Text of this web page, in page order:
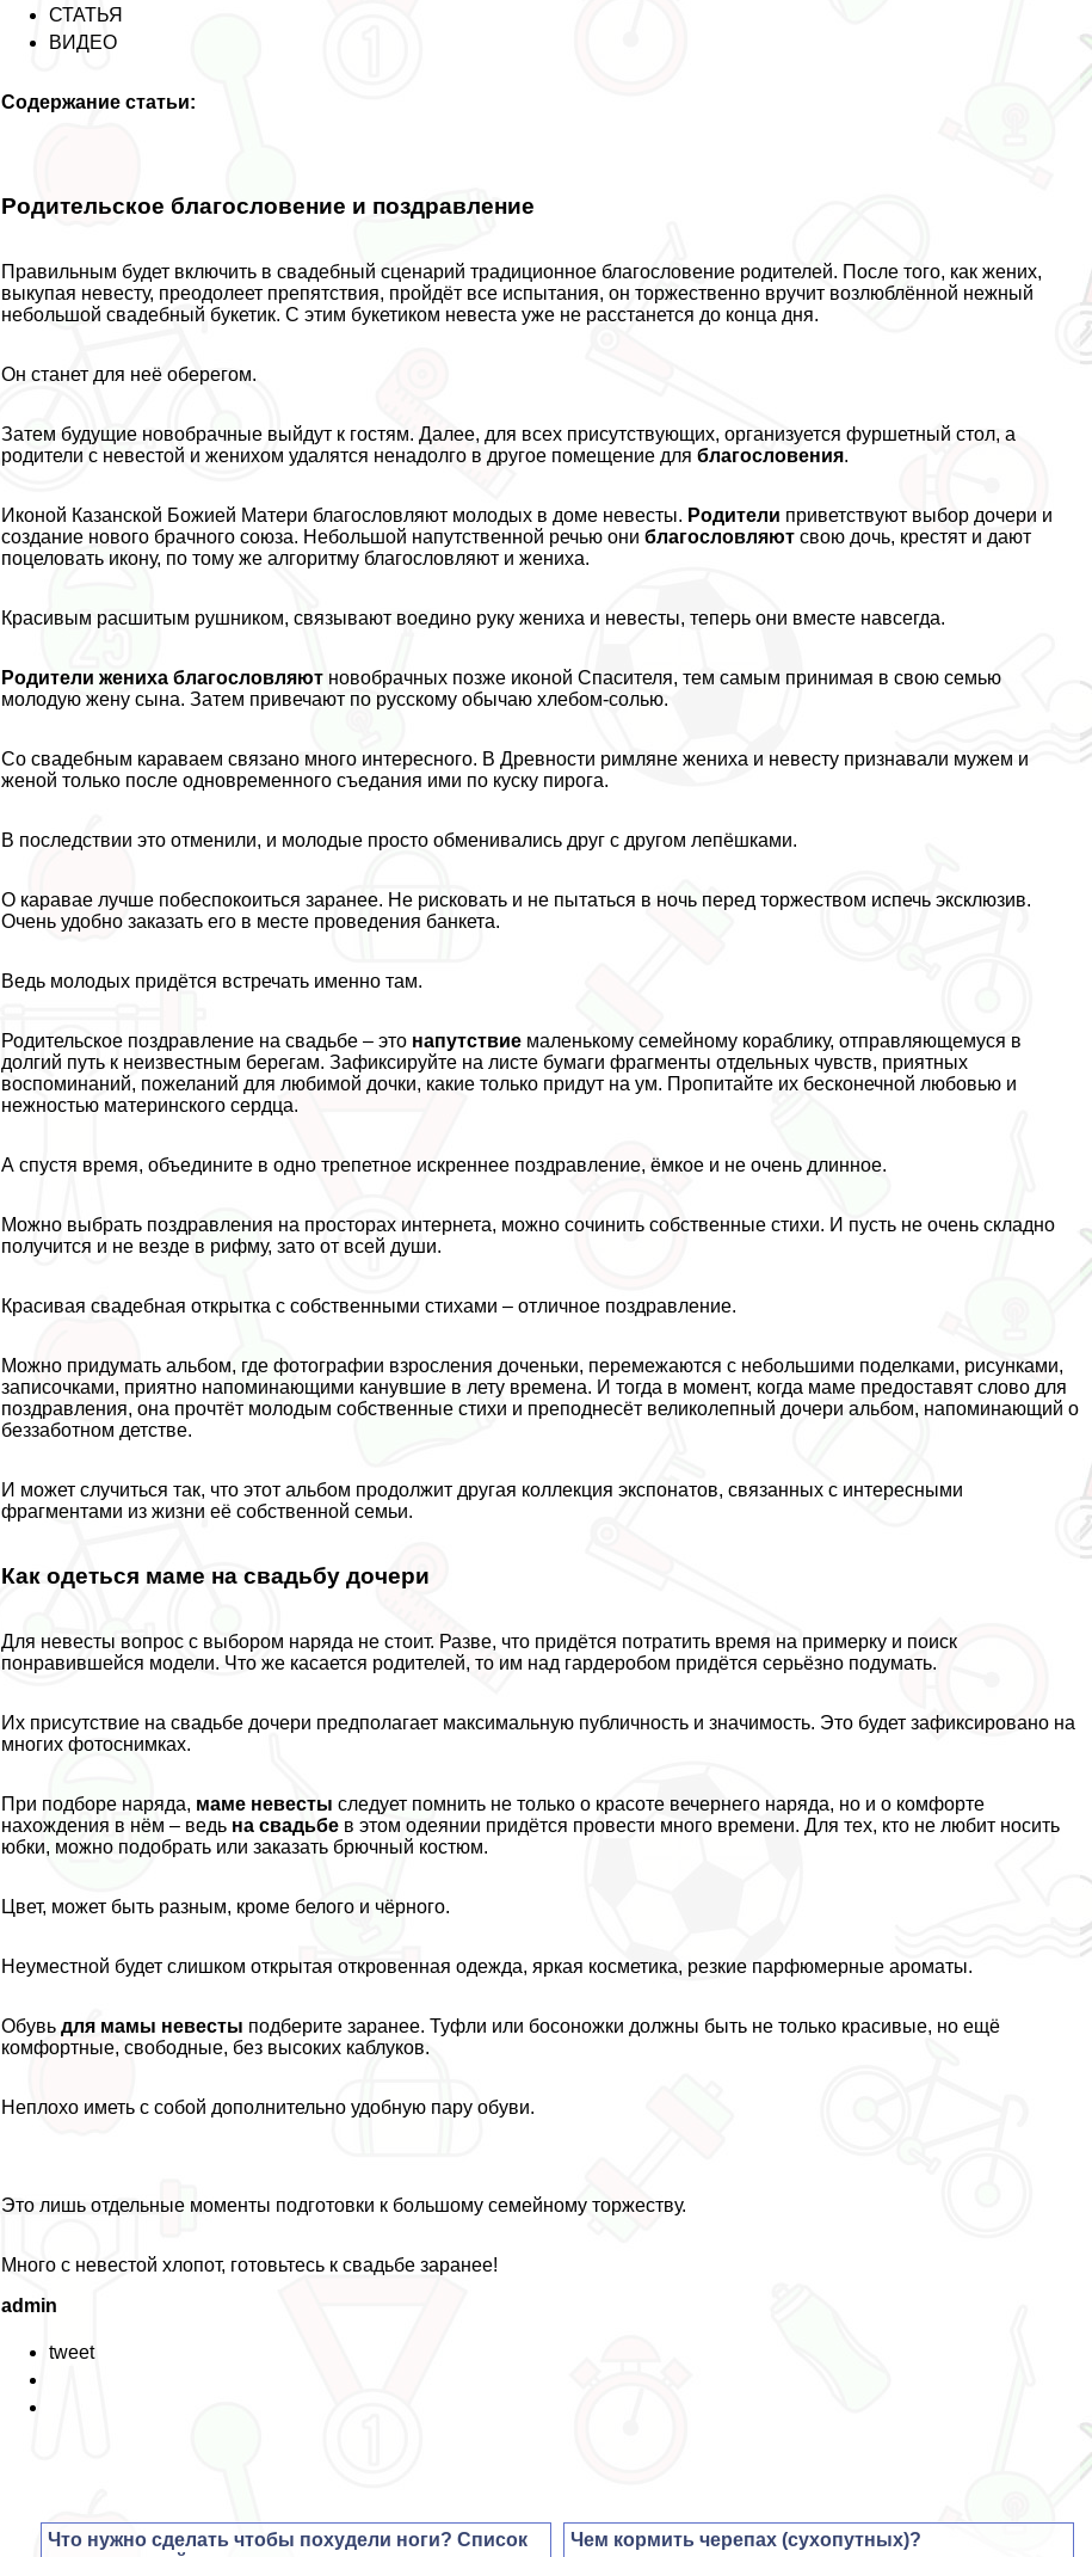
СТАТЬЯ
ВИДЕО
Содержание статьи:
Родительское благословение и поздравление
Правильным будет включить в свадебный сценарий традиционное благословение родителей. После того, как жених,
выкупая невесту, преодолеет препятствия, пройдёт все испытания, он торжественно вручит возлюблённой нежный
небольшой свадебный букетик. С этим букетиком невеста уже не расстанется до конца дня.
Он станет для неё оберегом.
Затем будущие новобрачные выйдут к гостям. Далее, для всех присутствующих, организуется фуршетный стол, а
родители с невестой и женихом удалятся ненадолго в другое помещение дляблагословения.
Иконой Казанской Божией Матери благословляют молодых в доме невесты. Родители приветствуют выбор дочери и
создание нового брачного союза. Небольшой напутственной речью ониблагословляют свою дочь, крестят и дают
поцеловать икону, по тому же алгоритму благословляют и жениха.
Красивым расшитым рушником, связывают воедино руку жениха и невесты, теперь они вместе навсегда.
Родители жениха благословляют новобрачных позже иконой Спасителя, тем самым принимая в свою семью
молодую жену сына. Затем привечают по русскому обычаю хлебом-солью.
Со свадебным караваем связано много интересного. В Древности римляне жениха и невесту признавали мужем и
женой только после одновременного съедания ими по куску пирога.
В последствии это отменили, и молодые просто обменивались друг с другом лепёшками.
О каравае лучше побеспокоиться заранее. Не рисковать и не пытаться в ночь перед торжеством испечь эксклюзив.
Очень удобно заказать его в месте проведения банкета.
Ведь молодых придётся встречать именно там.
Родительское поздравление на свадьбе – это напутствие маленькому семейному кораблику, отправляющемуся в
долгий путь к неизвестным берегам. Зафиксируйте на листе бумаги фрагменты отдельных чувств, приятных
воспоминаний, пожеланий для любимой дочки, какие только придут на ум. Пропитайте их бесконечной любовью и
нежностью материнского сердца.
А спустя время, объедините в одно трепетное искреннее поздравление, ёмкое и не очень длинное.
Можно выбрать поздравления на просторах интернета, можно сочинить собственные стихи. И пусть не очень складно
получится и не везде в рифму, зато от всей души.
Красивая свадебная открытка с собственными стихами – отличное поздравление.
Можно придумать альбом, где фотографии взросления доченьки, перемежаются с небольшими поделками, рисунками,
записочками, приятно напоминающими канувшие в лету времена. И тогда в момент, когда маме предоставят слово для
поздравления, она прочтёт молодым собственные стихи и преподнесёт великолепный дочери альбом, напоминающий о
беззаботном детстве.
И может случиться так, что этот альбом продолжит другая коллекция экспонатов, связанных с интересными
фрагментами из жизни её собственной семьи.
Как одеться маме на свадьбу дочери
Для невесты вопрос с выбором наряда не стоит. Разве, что придётся потратить время на примерку и поиск
понравившейся модели. Что же касается родителей, то им над гардеробом придётся серьёзно подумать.
Их присутствие на свадьбе дочери предполагает максимальную публичность и значимость. Это будет зафиксировано на
многих фотоснимках.
При подборе наряда, маме невесты следует помнить не только о красоте вечернего наряда, но и о комфорте
нахождения в нём – ведь на свадьбе в этом одеянии придётся провести много времени. Для тех, кто не любит носить
юбки, можно подобрать или заказать брючный костюм.
Цвет, может быть разным, кроме белого и чёрного.
Неуместной будет слишком открытая откровенная одежда, яркая косметика, резкие парфюмерные ароматы.
Обувьдля мамы невесты подберите заранее. Туфли или босоножки должны быть не только красивые, но ещё
комфортные, свободные, без высоких каблуков.
Неплохо иметь с собой дополнительно удобную пару обуви.
Это лишь отдельные моменты подготовки к большому семейному торжеству.
Много с невестой хлопот, готовьтесь к свадьбе заранее!
admin
tweet
Чем кормить черепах (сухопутных)?
Что нужно сделать чтобы похудели ноги? Список